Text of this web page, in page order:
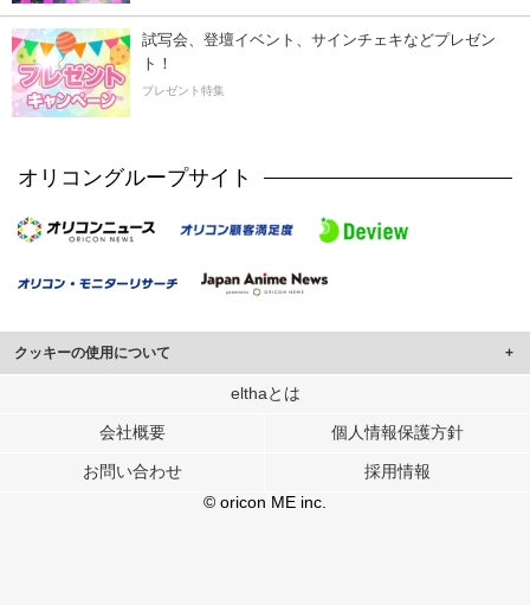
試写会、登壇イベント、サインチェキなどプレゼン
ト！
プレゼント特集
オリコングループサイト
クッキーの使用について
このサイトでは Cookie を使用して、ユーザーに合わせたコンテンツや広告の
行っています。
メディアや広告配信、データ解析の各パートナーに提供しています。
各パートナーは、この情報とユーザーが各パートナーに提供した他の情報や、
ユーザーが各パートナーのサービスを使用したときに収集した他の情報を組み
elthaとは
会社概要 個人情報保護方針
お問い合わせ
採用情報
© oricon ME inc.